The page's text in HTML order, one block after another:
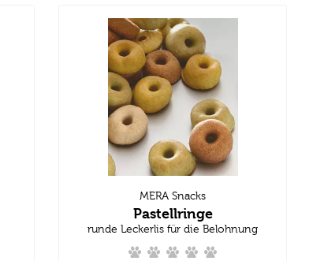
MERA Snacks
Pastellringe
runde Leckerlis für die Belohnung